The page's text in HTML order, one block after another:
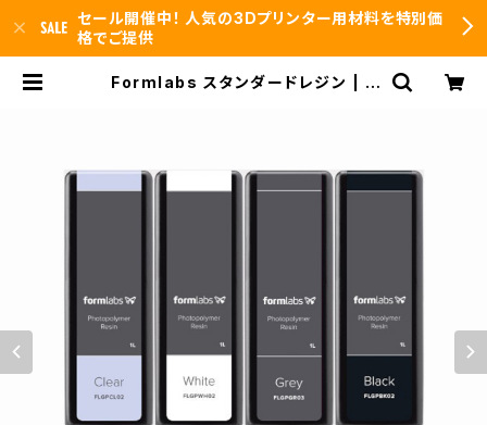
セール開催中！ 人気の3Dプリンター用材料を特別価
格でご提供
Formlabs スタンダードレジン | 3